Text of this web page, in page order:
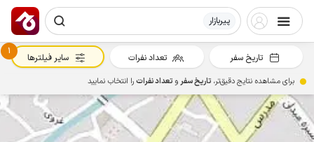
پیربازار
تاریخ سفر تعداد نفرات
1
سایر فیلترها
برای مشاهده نتایج دقیق‌تر، تاریخ سفرو تعداد نفراترا انتخاب نمایید